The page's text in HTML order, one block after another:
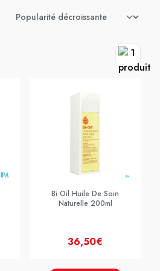
Bi Oil Huile De Soin
Naturelle 200ml
36,50€